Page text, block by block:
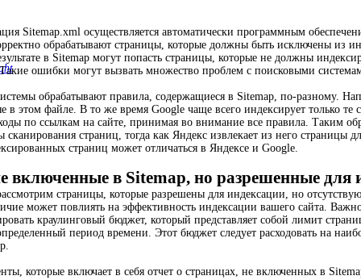
Sitemap.xml осуществляется автоматически программным
обрабатывают страницы, которые должны быть исключены из
в Sitemap могут попасть страницы, которые не должны
ошибки могут вызвать множество проблем с поисковыми
обрабатывают правила, содержащиеся в Sitemap, по-разному.
в этом файле. В то же время Google чаще всего индексирует только
по ссылкам на сайте, принимая во внимание все правила. Таким
сканирования страниц, тогда как Яндекс извлекает из него
страниц может отличаться в Яндексе и Google.
включенные в Sitemap, но разрешенные для
страницы, которые разрешены для индексации, но
может повлиять на эффективность индексации вашего сайта.
краулинговый бюджет, который представляет собой лимит
период времени. Этот бюджет следует расходовать на
которые включает в себя отчет о страницах, не включенных в